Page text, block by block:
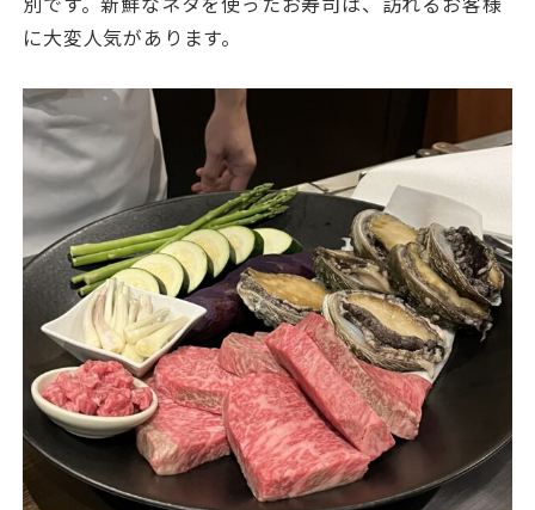
に大変人気があります。